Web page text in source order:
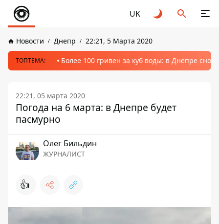
UK
Новости Днепр 22:21, 5 Марта 2020
ТОПТЕМА: Более 100 гривен за куб воды: в Днепре
22:21, 05 марта 2020
Погода на 6 марта: в Днепре будет
пасмурно
Олег Бильдин
ЖУРНАЛИСТ
👍